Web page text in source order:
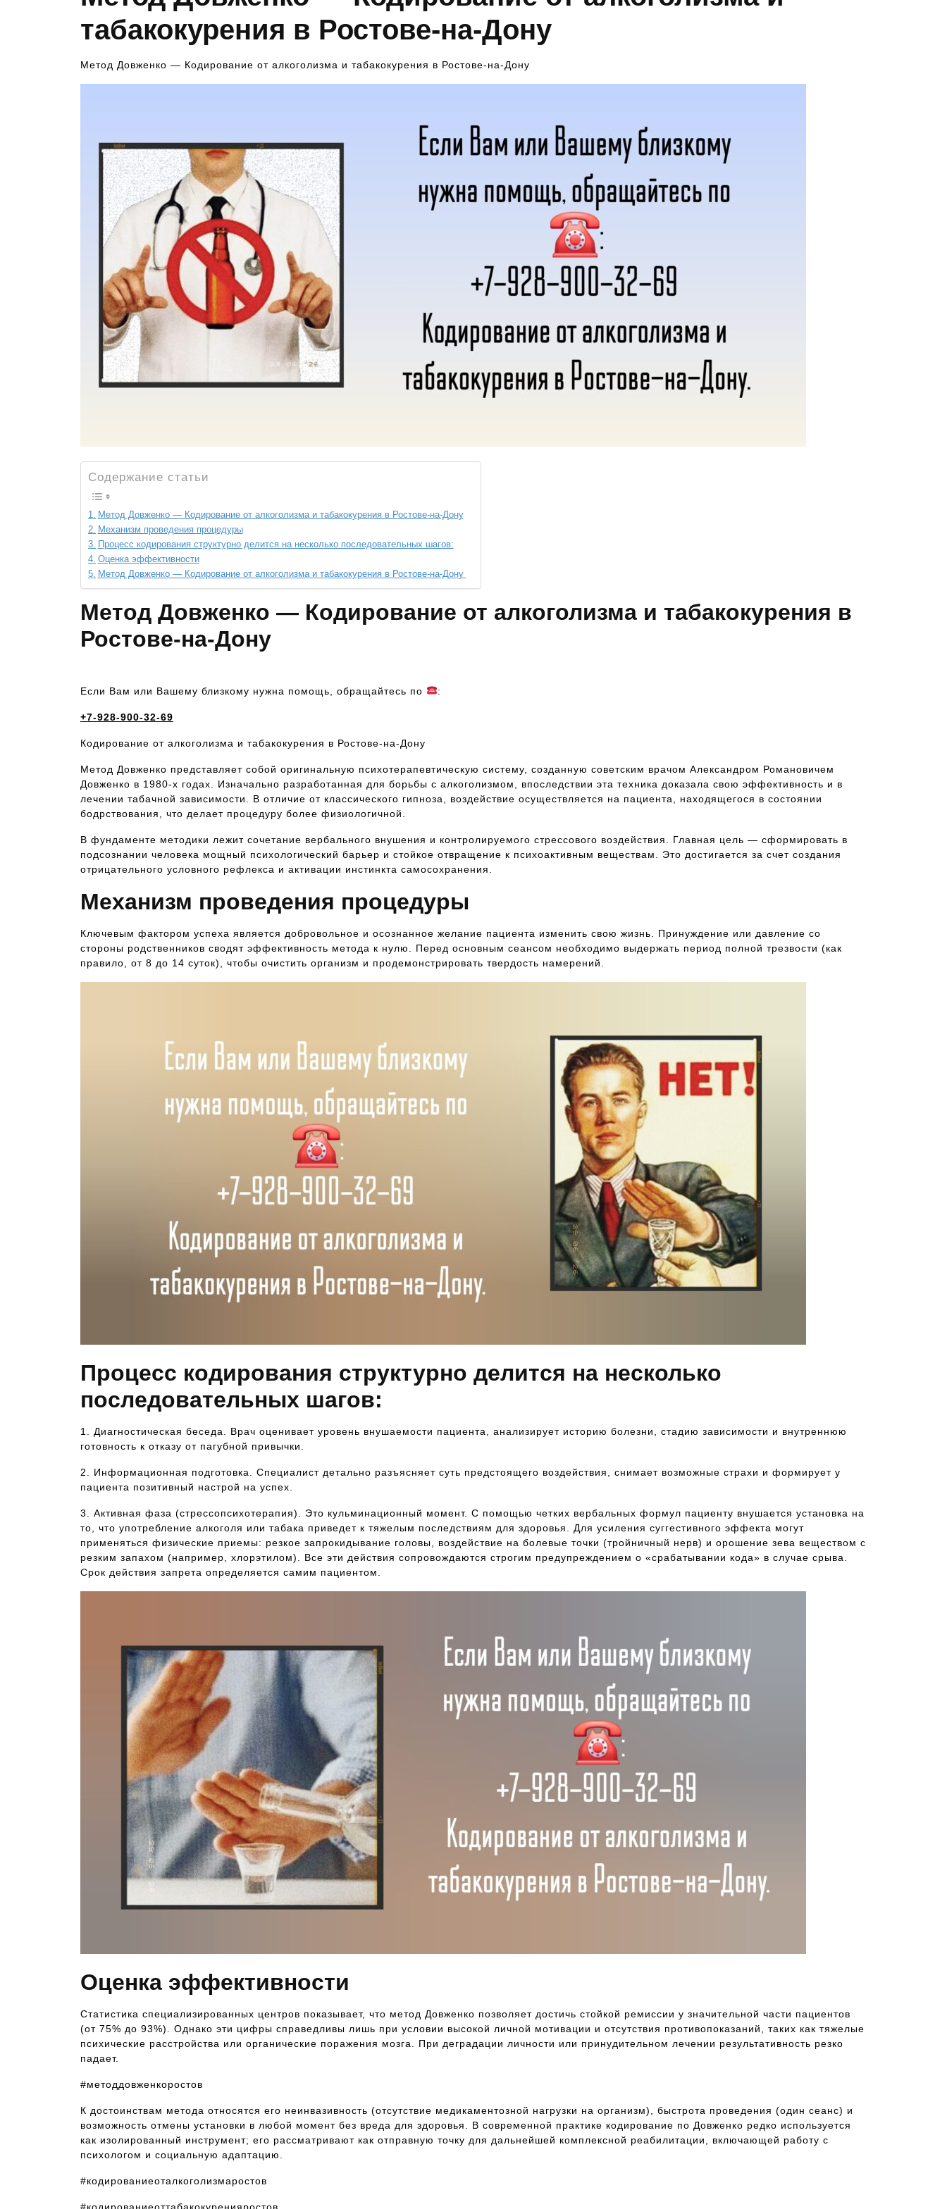
табакокурения в Ростове-на-Дону
Метод Довженко — Кодирование от алкоголизма и табакокурения в Ростове-на-Дону
Содержание статьи
Метод Довженко — Кодирование от алкоголизма и табакокурения в Ростове-на-Дону
Механизм проведения процедуры
Процесс кодирования структурно делится на несколько последовательных шагов:
Оценка эффективности
Метод Довженко — Кодирование от алкоголизма и табакокурения в Ростове-на-Дону
Метод Довженко — Кодирование от алкоголизма и табакокурения в
Ростове-на-Дону
Если Вам или Вашему близкому нужна помощь, обращайтесь по :
+7-928-900-32-69
Кодирование от алкоголизма и табакокурения в Ростове-на-Дону
Метод Довженко представляет собой оригинальную психотерапевтическую систему, созданную советским врачом Александром Романовичем
Довженко в 1980-х годах. Изначально разработанная для борьбы с алкоголизмом, впоследствии эта техника доказала свою эффективность и в
лечении табачной зависимости. В отличие от классического гипноза, воздействие осуществляется на пациента, находящегося в состоянии
бодрствования, что делает процедуру более физиологичной.
В фундаменте методики лежит сочетание вербального внушения и контролируемого стрессового воздействия. Главная цель — сформировать в
подсознании человека мощный психологический барьер и стойкое отвращение к психоактивным веществам. Это достигается за счет создания
отрицательного условного рефлекса и активации инстинкта самосохранения.
Механизм проведения процедуры
Ключевым фактором успеха является добровольное и осознанное желание пациента изменить свою жизнь. Принуждение или давление со
стороны родственников сводят эффективность метода к нулю. Перед основным сеансом необходимо выдержать период полной трезвости (как
правило, от 8 до 14 суток), чтобы очистить организм и продемонстрировать твердость намерений.
Процесс кодирования структурно делится на несколько
последовательных шагов:
1. Диагностическая беседа. Врач оценивает уровень внушаемости пациента, анализирует историю болезни, стадию зависимости и внутреннюю
готовность к отказу от пагубной привычки.
2. Информационная подготовка. Специалист детально разъясняет суть предстоящего воздействия, снимает возможные страхи и формирует у
пациента позитивный настрой на успех.
3. Активная фаза (стрессопсихотерапия). Это кульминационный момент. С помощью четких вербальных формул пациенту внушается установка на
то, что употребление алкоголя или табака приведет к тяжелым последствиям для здоровья. Для усиления суггестивного эффекта могут
применяться физические приемы: резкое запрокидывание головы, воздействие на болевые точки (тройничный нерв) и орошение зева веществом с
резким запахом (например, хлорэтилом). Все эти действия сопровождаются строгим предупреждением о «срабатывании кода» в случае срыва.
Срок действия запрета определяется самим пациентом.
Оценка эффективности
Статистика специализированных центров показывает, что метод Довженко позволяет достичь стойкой ремиссии у значительной части пациентов
(от 75% до 93%). Однако эти цифры справедливы лишь при условии высокой личной мотивации и отсутствия противопоказаний, таких как тяжелые
психические расстройства или органические поражения мозга. При деградации личности или принудительном лечении результативность резко
падает.
#методдовженкоростов
К достоинствам метода относятся его неинвазивность (отсутствие медикаментозной нагрузки на организм), быстрота проведения (один сеанс) и
возможность отмены установки в любой момент без вреда для здоровья. В современной практике кодирование по Довженко редко используется
как изолированный инструмент; его рассматривают как отправную точку для дальнейшей комплексной реабилитации, включающей работу с
психологом и социальную адаптацию.
#кодированиеоталкоголизмаростов